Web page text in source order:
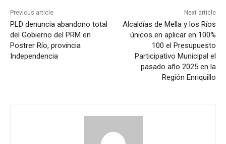
Previous article
PLD denuncia abandono total
del Gobierno del PRM en
Postrer Río, provincia
Independencia
Next article
Alcaldías de Mella y los Ríos
únicos en aplicar en 100%
100 el Presupuesto
Participativo Municipal el
pasado año 2025 en la
Región Enriquillo